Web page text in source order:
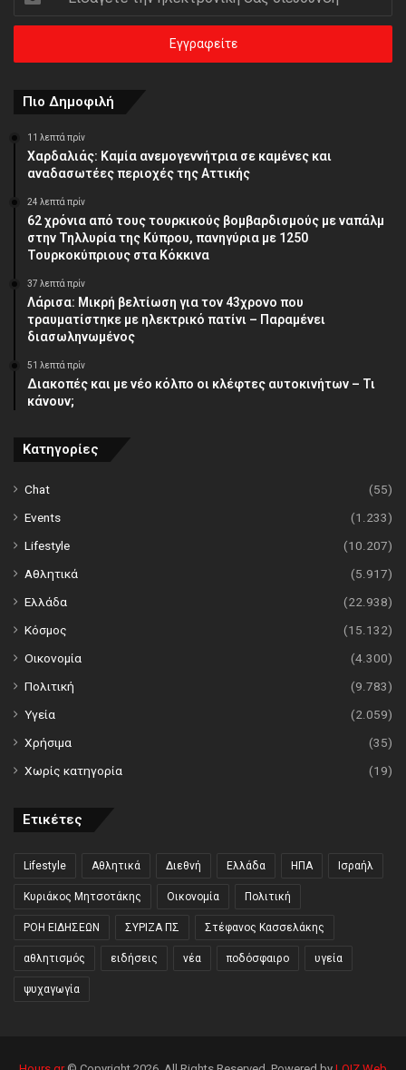
την
ηλεκτρονική
διεύθυνση
Πιο Δημοφιλή
11 λεπτά πρίν
Χαρδαλιάς: Καμία ανεμογεννήτρια σε καμένες και
αναδασωτέες περιοχές της Αττικής
24 λεπτά πρίν
62 χρόνια από τους τουρκικούς βομβαρδισμούς με ναπάλμ
στην Τηλλυρία της Κύπρου, πανηγύρια με 1250
Τουρκοκύπριους στα Κόκκινα
37 λεπτά πρίν
Λάρισα: Μικρή βελτίωση για τον 43χρονο που
τραυματίστηκε με ηλεκτρικό πατίνι – Παραμένει
διασωληνωμένος
51 λεπτά πρίν
Διακοπές και με νέο κόλπο οι κλέφτες αυτοκινήτων – Τι
κάνουν;
Κατηγορίες
Chat
(55)
Events
(1.233)
Lifestyle
(10.207)
Αθλητικά
(5.917)
Ελλάδα
(22.938)
Κόσμος
(15.132)
Οικονομία
(4.300)
Πολιτική
(9.783)
Υγεία
(2.059)
Χρήσιμα
(35)
Χωρίς κατηγορία
(19)
Ετικέτες
Lifestyle Αθλητικά Διεθνή Ελλάδα ΗΠΑ Ισραήλ
Κυριάκος Μητσοτάκης Οικονομία Πολιτική
ΡΟΗ ΕΙΔΗΣΕΩΝ ΣΥΡΙΖΑ ΠΣ Στέφανος Κασσελάκης
αθλητισμός ειδήσεις νέα ποδόσφαιρο υγεία
ψυχαγωγία